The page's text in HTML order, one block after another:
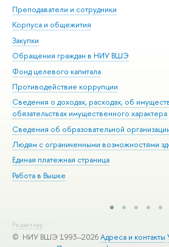
Преподаватели и сотрудники
Корпуса и общежития
Закупки
Обращения граждан в НИУ ВШЭ
Фонд целевого капитала
Противодействие коррупции
Сведения о доходах, расходах, об
обязательствах имущественного характера
Сведения об образовательной
Людям с ограниченными возможностями
Единая платежная страница
Работа в Вышке
Редактору
© НИУ ВШЭ 1993–2026Адреса и контакты